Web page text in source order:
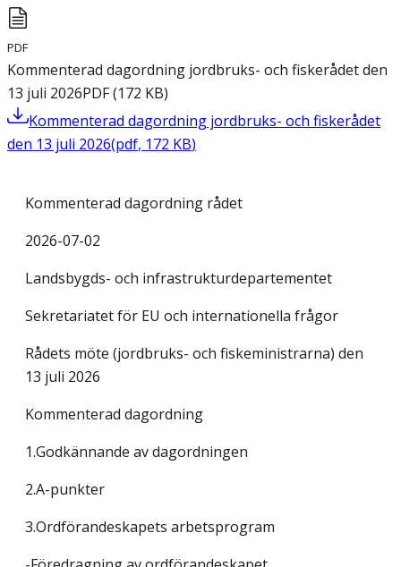
PDF
Kommenterad dagordning jordbruks- och fiskerådet den
13 juli 2026PDF(172 KB)
Kommenterad dagordning jordbruks- och fiskerådet
den 13 juli 2026(pdf, 172 KB)
Kommenterad dagordning rådet
2026-07-02
Landsbygds- och infrastrukturdepartementet
Sekretariatet för EU och internationella frågor
Rådets möte (jordbruks- och fiskeministrarna) den
13 juli 2026
Kommenterad dagordning
1.Godkännande av dagordningen
2.A-punkter
3.Ordförandeskapets arbetsprogram